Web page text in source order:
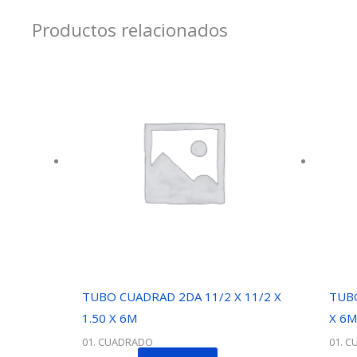
Productos relacionados
TUBO CUADRAD 2DA 11/2 X 11/2 X
1.50 X 6M
01. CUADRADO
X
01.